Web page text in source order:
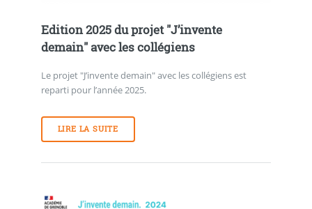
Edition 2025 du projet "J’invente
demain" avec les collégiens
Le projet "J’invente demain" avec les collégiens est
reparti pour l’année 2025.
LIRE LA SUITE